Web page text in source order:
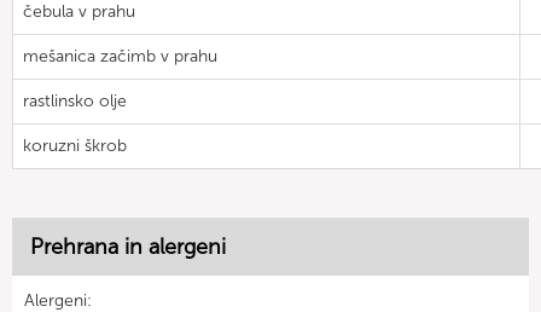
čebula v prahu
mešanica začimb v prahu
rastlinsko olje
koruzni škrob
Prehrana in alergeni
Alergeni: